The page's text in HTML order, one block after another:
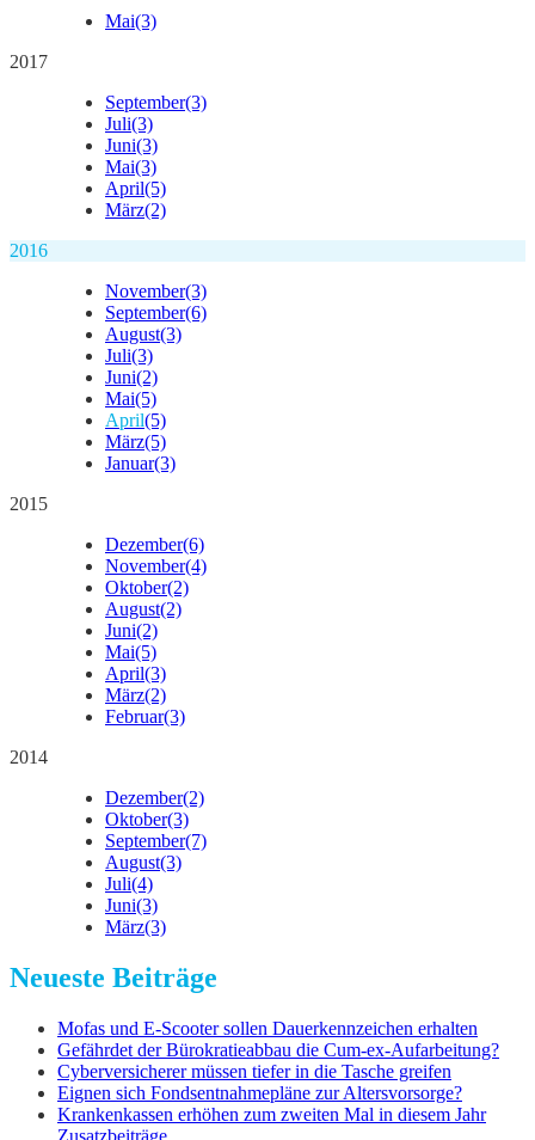
Mai(3)
2017
September(3)
Juli(3)
Juni(3)
Mai(3)
April(5)
März(2)
2016
November(3)
September(6)
August(3)
Juli(3)
Juni(2)
Mai(5)
April(5)
März(5)
Januar(3)
2015
Dezember(6)
November(4)
Oktober(2)
August(2)
Juni(2)
Mai(5)
April(3)
März(2)
Februar(3)
2014
Dezember(2)
Oktober(3)
September(7)
August(3)
Juli(4)
Juni(3)
März(3)
Neueste Beiträge
Mofas und E-Scooter sollen Dauerkennzeichen erhalten
Gefährdet der Bürokratieabbau die Cum-ex-Aufarbeitung?
Cyberversicherer müssen tiefer in die Tasche greifen
Eignen sich Fondsentnahmepläne zur Altersvorsorge?
Krankenkassen erhöhen zum zweiten Mal in diesem Jahr
Zusatzbeiträge